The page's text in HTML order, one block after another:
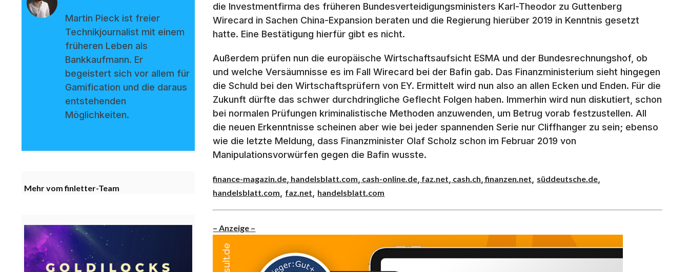
Martin Pieck ist freier
Technikjournalist mit einem
früheren Leben als
Bankkaufmann. Er
begeistert sich vor allem für
Gamification und die daraus
entstehenden
Möglichkeiten.
Mehr vom finletter-Team
die Investmentfirma des früheren Bundesverteidigungsministers Karl-Theodor zu Guttenberg
Wirecard in Sachen China-Expansion beraten und die Regierung hierüber 2019 in Kenntnis gesetzt
hatte. Eine Bestätigung hierfür gibt es nicht.
Außerdem prüfen nun die europäische Wirtschaftsaufsicht ESMA und der Bundesrechnungshof, ob
und welche Versäumnisse es im Fall Wirecard bei der Bafin gab. Das Finanzministerium sieht hingegen
die Schuld bei den Wirtschaftsprüfern von EY. Ermittelt wird nun also an allen Ecken und Enden. Für die
Zukunft dürfte das schwer durchdringliche Geflecht Folgen haben. Immerhin wird nun diskutiert, schon
bei normalen Prüfungen kriminalistische Methoden anzuwenden, um Betrug vorab festzustellen. All
die neuen Erkenntnisse scheinen aber wie bei jeder spannenden Serie nur Cliffhanger zu sein; ebenso
wie die letzte Meldung, dass Finanzminister Olaf Scholz schon im Februar 2019 von
Manipulationsvorwürfen gegen die Bafin wusste.
finance-magazin.de handelsblatt.com cash-online.de faz.net cash.ch finanzen.net süddeutsche.de
handelsblatt.com faz.net handelsblatt.com
– Anzeige –